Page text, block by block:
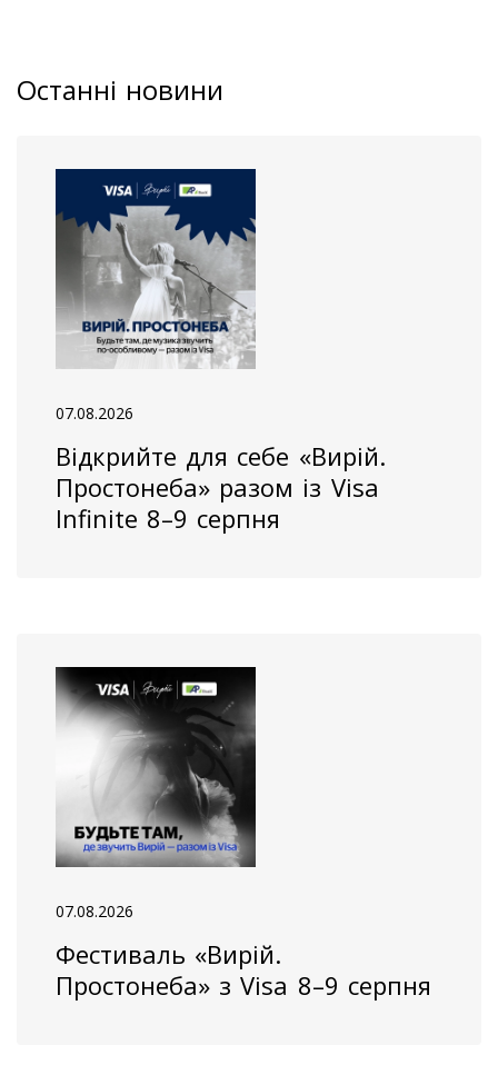
Останні новини
07.08.2026
Відкрийте для себе «Вирій.
Простонеба» разом із Visa
Infinite 8–9 серпня
07.08.2026
Фестиваль «Вирій.
Простонеба» з Visa 8–9 серпня